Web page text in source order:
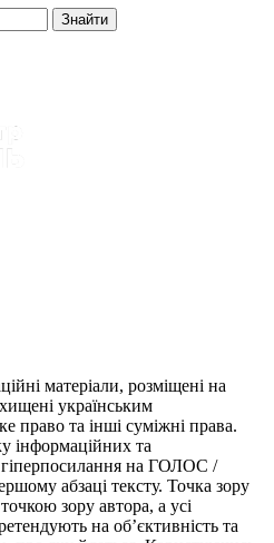
Знайти
матеріали, розміщені на
українським
право та інші суміжні права.
інформаційних та
гіперпосилання на ГОЛОС /
абзаці тексту. Точка зору
зору автора, а усі
на об’єктивність та